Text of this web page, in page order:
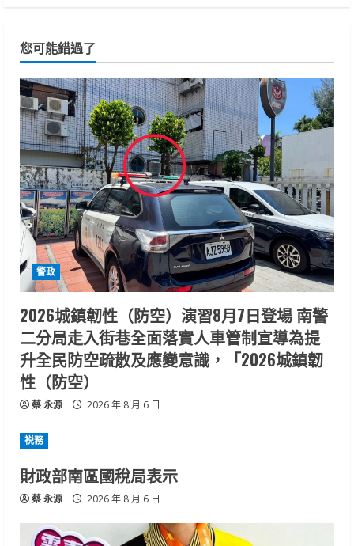
您可能錯過了
警政
2026城鎮韌性（防空）演習8月7日登場 南警
二分局走入街巷全面落實人車管制宣導為提
升全民防空疏散及應變意識，「2026城鎮韌
性（防空）
蔡 永源 2026 年 8 月 6 日
祱務
財政部南區國稅局表示
蔡 永源 2026 年 8 月 6 日